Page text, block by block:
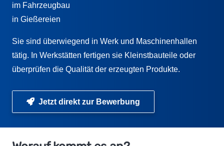
im Fahrzeugbau
in Gießereien
Sie sind überwiegend in Werk und Maschinenhallen
tätig. In Werkstätten fertigen sie Kleinstbauteile oder
überprüfen die Qualität der erzeugten Produkte.
Jetzt direkt zur Bewerbung